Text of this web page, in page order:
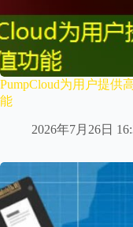
PumpCloud为用户提供
能
2026年7月26日